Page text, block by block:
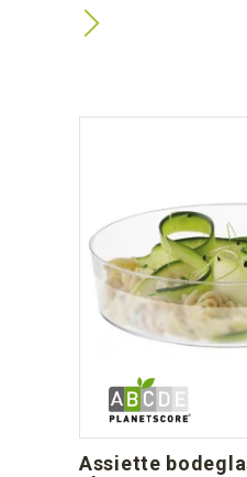
assiette bodeglass cristal 70